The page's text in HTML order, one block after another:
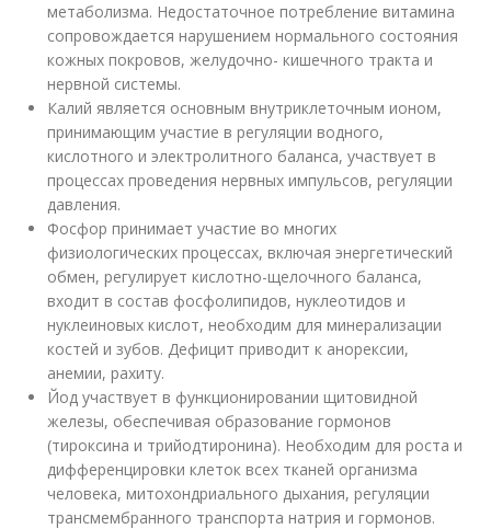
метаболизма. Недостаточное потребление витамина
сопровождается нарушением нормального состояния
кожных покровов, желудочно- кишечного тракта и
нервной системы.
Калий является основным внутриклеточным ионом,
принимающим участие в регуляции водного,
кислотного и электролитного баланса, участвует в
процессах проведения нервных импульсов, регуляции
давления.
Фосфор принимает участие во многих
физиологических процессах, включая энергетический
обмен, регулирует кислотно-щелочного баланса,
входит в состав фосфолипидов, нуклеотидов и
нуклеиновых кислот, необходим для минерализации
костей и зубов. Дефицит приводит к анорексии,
анемии, рахиту.
Йод участвует в функционировании щитовидной
железы, обеспечивая образование гормонов
(тироксина и трийодтиронина). Необходим для роста и
дифференцировки клеток всех тканей организма
человека, митохондриального дыхания, регуляции
трансмембранного транспорта натрия и гормонов.